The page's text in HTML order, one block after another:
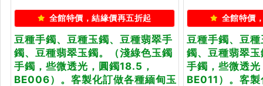
全館特價，結緣價再五折起
豆種手鐲、豆種玉鐲、豆種翡翠手
鐲、豆種翡翠玉鐲。（淺綠色玉鐲
手鐲，些微透光，圓鐲18.5，
BE006）。客製化訂做各種緬甸玉
全館特價
豆種手鐲、豆
鐲、豆種翡翠
手鐲，些微透
BE011）。客